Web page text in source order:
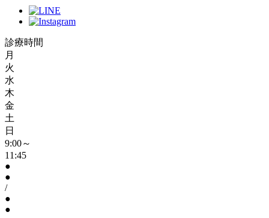
診療時間
月
火
水
木
金
土
日
9:00～
11:45
●
●
/
●
●